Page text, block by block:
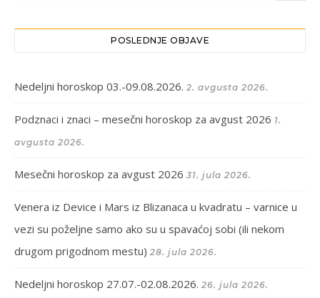
POSLEDNJE OBJAVE
Nedeljni horoskop 03.-09.08.2026. 2. avgusta 2026.
Podznaci i znaci – mesečni horoskop za avgust 2026 1.
avgusta 2026.
Mesečni horoskop za avgust 2026 31. jula 2026.
Venera iz Device i Mars iz Blizanaca u kvadratu – varnice u
vezi su poželjne samo ako su u spavaćoj sobi (ili nekom
drugom prigodnom mestu) 28. jula 2026.
Nedeljni horoskop 27.07.-02.08.2026. 26. jula 2026.